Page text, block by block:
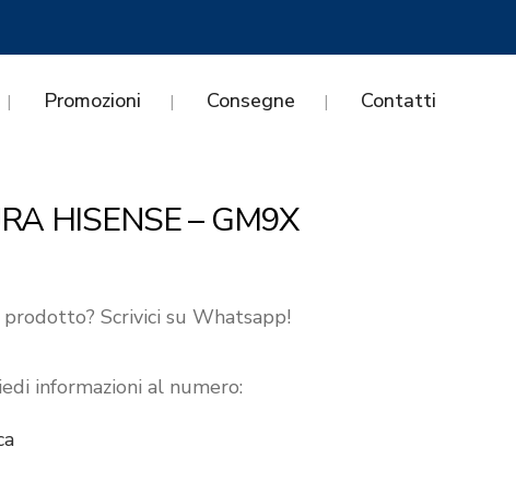
Promozioni Consegne Contatti
HISENSE – GM9X
Scrivici su Whatsapp!
informazioni al numero: